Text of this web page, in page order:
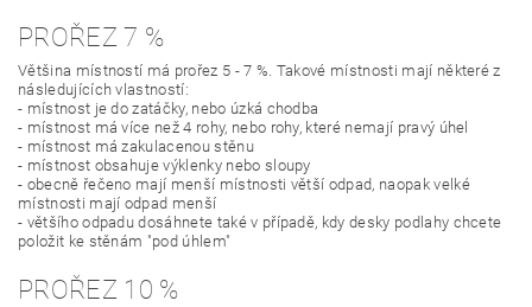
PROŘEZ 7 %
Většina místností má prořez 5 - 7 %. Takové místnosti mají některé z
následujících vlastností:
- místnost je do zatáčky, nebo úzká chodba
- místnost má více než 4 rohy, nebo rohy, které nemají pravý úhel
- místnost má zakulacenou stěnu
- místnost obsahuje výklenky nebo sloupy
- obecně řečeno mají menší místnosti větší odpad, naopak velké
místnosti mají odpad menší
- většího odpadu dosáhnete také v případě, kdy desky podlahy chcete
položit ke stěnám "pod úhlem"
PROŘEZ 10 %